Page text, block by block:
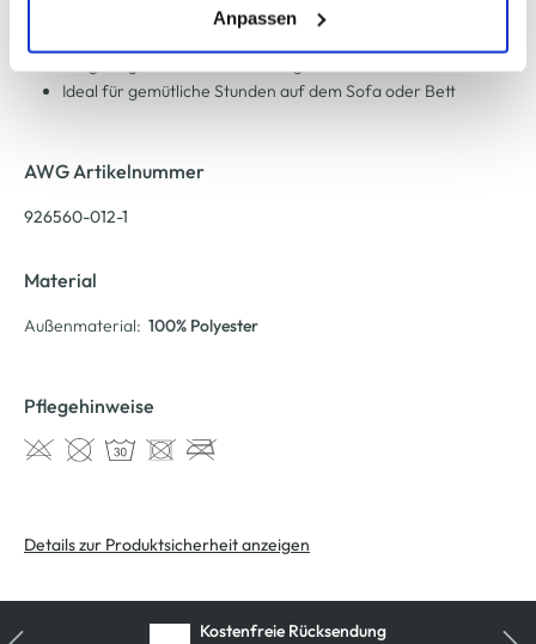
(einschließlich der Möglichkeit, die Einwilligungserklärung
zu ändern oder zu widerrufen) erfahren Sie in unserem
Cookie-Hinweisbzw. derDatenschutzerklärung.
Anpassen
Flauschige Wohndecke von Schöner Wohnen
Ideal für gemütliche Stunden auf dem Sofa oder Bett
AWG Artikelnummer
926560-012-1
Material
Außenmaterial: 100% Polyester
Pflegehinweise
Details zur Produktsicherheit anzeigen
Kostenfreie Rücksendung